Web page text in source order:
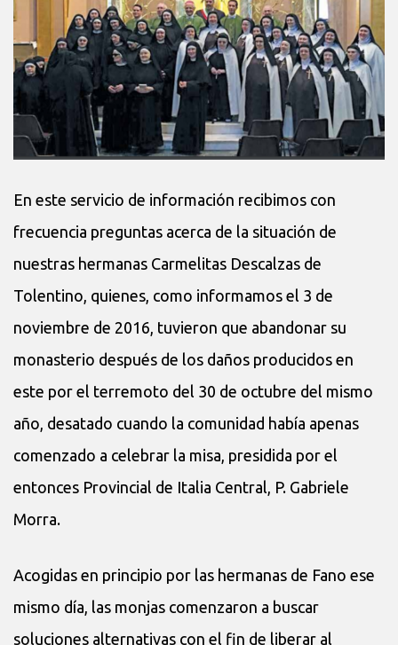
En este servicio de información recibimos con
frecuencia preguntas acerca de la situación de
nuestras hermanas Carmelitas Descalzas de
Tolentino, quienes, como informamos el 3 de
noviembre de 2016, tuvieron que abandonar su
monasterio después de los daños producidos en
este por el terremoto del 30 de octubre del mismo
año, desatado cuando la comunidad había apenas
comenzado a celebrar la misa, presidida por el
entonces Provincial de Italia Central, P. Gabriele
Morra.
Acogidas en principio por las hermanas de Fano ese
mismo día, las monjas comenzaron a buscar
soluciones alternativas con el fin de liberar al